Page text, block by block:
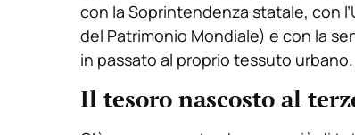
con la Soprintendenza statale, con
del Patrimonio Mondiale) e con la
in passato al proprio tessuto urbano.
Il tesoro nascosto al